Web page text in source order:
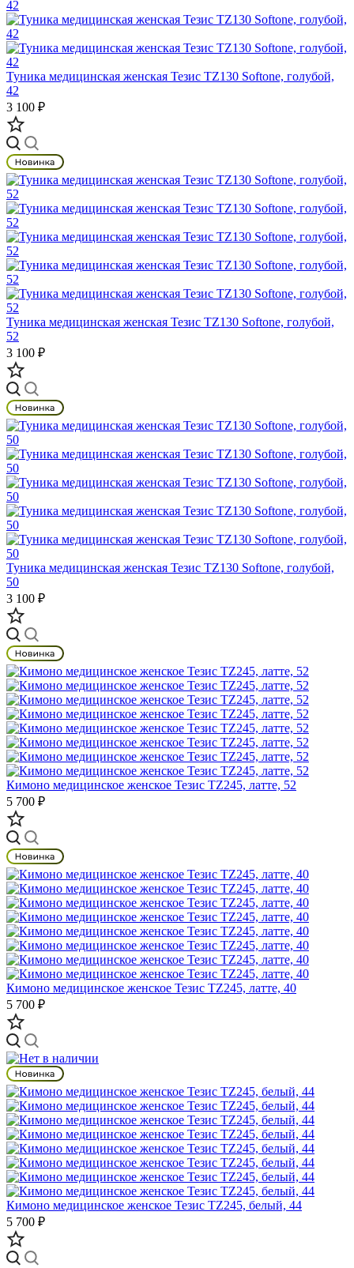
Туника медицинская женская Тезис TZ130 Softone, голубой,
42
3 100 ₽
Туника медицинская женская Тезис TZ130 Softone, голубой,
52
3 100 ₽
Туника медицинская женская Тезис TZ130 Softone, голубой,
50
3 100 ₽
Кимоно медицинское женское Тезис TZ245, латте, 52
5 700 ₽
Кимоно медицинское женское Тезис TZ245, латте, 40
5 700 ₽
Кимоно медицинское женское Тезис TZ245, белый, 44
5 700 ₽